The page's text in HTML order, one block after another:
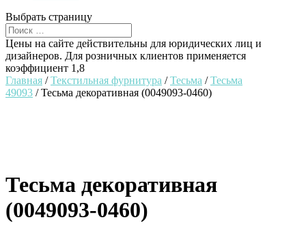
Выбрать страницу
Цены на сайте действительны для юридических лиц и
дизайнеров. Для розничных клиентов применяется
коэффициент 1,8
Главная /Текстильная фурнитура /Тесьма /Тесьма
49093 / Тесьма декоративная (0049093-0460)
Тесьма декоративная
(0049093-0460)